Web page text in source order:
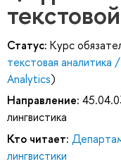
Статус: Курс
текстовая
Analytics)
Направление:
лингвистика
Кто читает:
лингвистики